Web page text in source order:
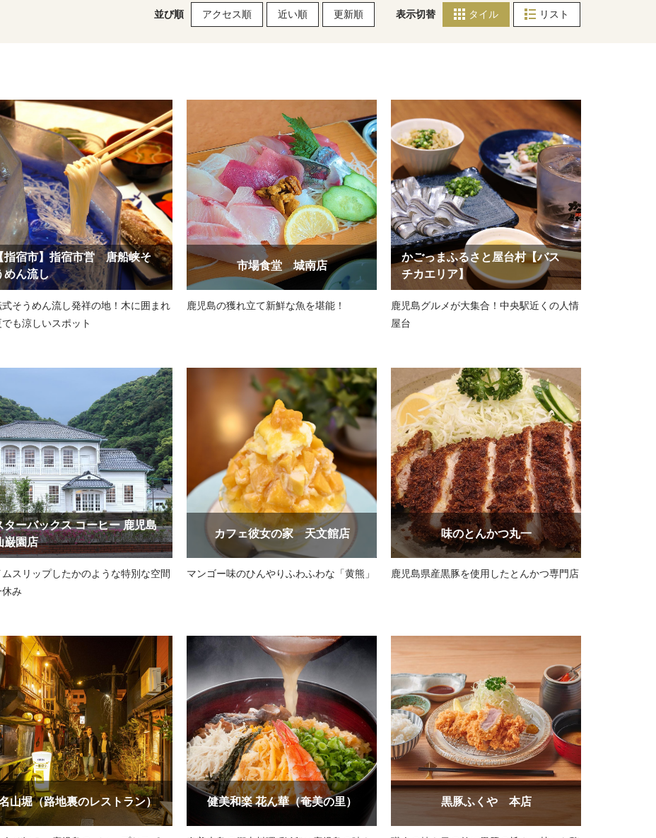
並び順 アクセス順 近い順 更新順 表示切替 タイル リスト
指宿市】指宿市営 唐船峡そ
めん流し
式そうめん流し発祥の地！木に囲まれ
でも涼しいスポット
市場食堂 城南店
鹿児島の獲れ立て新鮮な魚を堪能！
かごっまふるさと屋台村【バス
チカエリア】
鹿児島グルメが大集合！中央駅近くの人情
屋台
ターバックス コーヒー 鹿児島
巌園店
ムスリップしたかのような特別な空間
休み
カフェ彼女の家 天文館店
マンゴー味のひんやりふわふわな「黄熊」
味のとんかつ丸一
鹿児島県産黒豚を使用したとんかつ専門店
山堀（路地裏のレストラン） 健美和楽 花ん華（奄美の里） 黒豚ふくや 本店